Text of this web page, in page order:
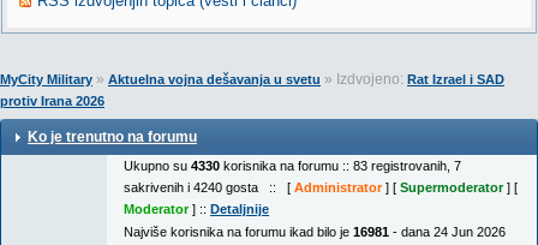
MyCity Military » Aktuelna vojna dešavanja u svetu » Izdvojeno: Rat Izrael i SAD
protiv Irana 2026
Ko je trenutno na forumu
Ukupno su 4330 korisnika na forumu :: 83 registrovanih, 7
sakrivenih i 4240 gosta :: [ Administrator] [ Supermoderator] [
Moderator] :: Detaljnije
Najviše korisnika na forumu ikad bilo je 16981 - dana 24 Jun 2026